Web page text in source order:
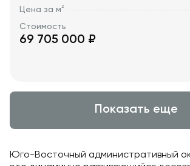
Цена за м2
Стоимость
69 705 000 ₽
Показать еще
Юго-Восточный административный